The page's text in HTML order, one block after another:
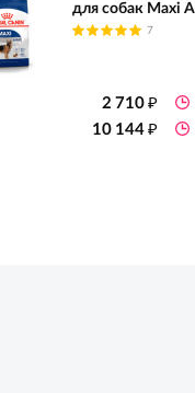
для собак Maxi
7
2 710₽
10 144₽